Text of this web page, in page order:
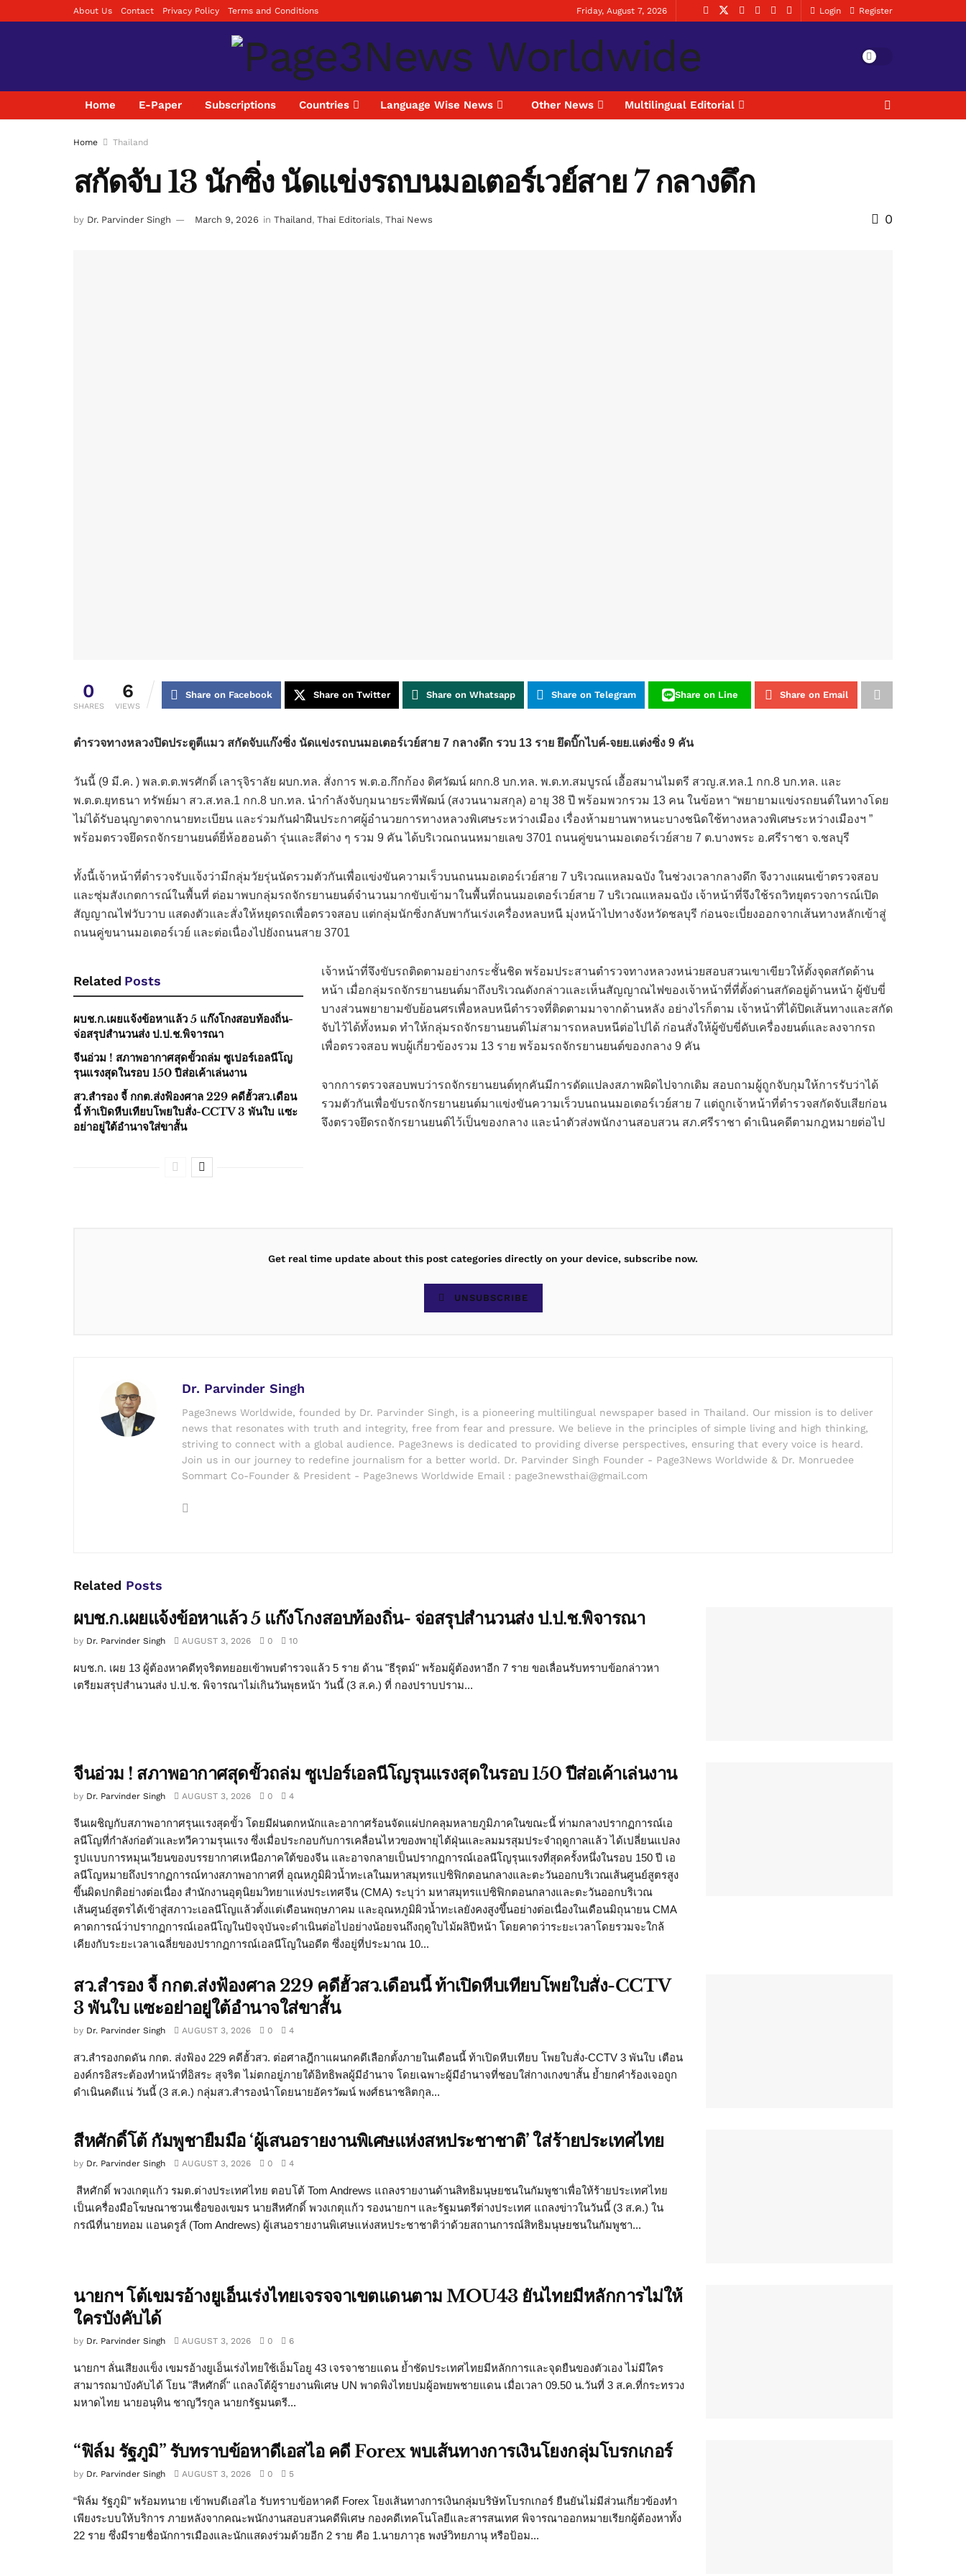
About Us Contact Privacy Policy Terms and Conditions Friday, August 7, 2026 Login Register
Home E-Paper Subscriptions Countries Language Wise News Other News Multilingual Editorial
Home Thailand
สกัดจับ 13 นักซิ่ง นัดแข่งรถบนมอเตอร์เวย์สาย 7 กลางดึก
by Dr. Parvinder Singh March 9, 2026 in Thailand, Thai Editorials, Thai News 0
0
SHARES
6
VIEWS
Share on Facebook Share on Twitter Share on Whatsapp Share on Telegram Share on Line Share on Email
ตำรวจทางหลวงปิดประตูตีแมว สกัดจับแก๊งซิ่ง นัดแข่งรถบนมอเตอร์เวย์สาย 7 กลางดึก รวบ 13 ราย ยึดบิ๊กไบค์-จยย.แต่งซิ่ง 9 คัน
วันนี้ (9 มี.ค. ) พล.ต.ต.พรศักดิ์ เลารุจิราลัย ผบก.ทล. สั่งการ พ.ต.อ.กึกก้อง ดิศวัฒน์ ผกก.8 บก.ทล. พ.ต.ท.สมบูรณ์ เอื้อสมานไมตรี สวญ.ส.ทล.1 กก.8 บก.ทล. และ
พ.ต.ต.ยุทธนา ทรัพย์มา สว.ส.ทล.1 กก.8 บก.ทล. นำกำลังจับกุมนายระพีพัฒน์ (สงวนนามสกุล) อายุ 38 ปี พร้อมพวกรวม 13 คน ในข้อหา “พยายามแข่งรถยนต์ในทางโดย
ไม่ได้รับอนุญาตจากนายทะเบียน และร่วมกันฝ่าฝืนประกาศผู้อำนวยการทางหลวงพิเศษระหว่างเมือง เรื่องห้ามยานพาหนะบางชนิดใช้ทางหลวงพิเศษระหว่างเมืองฯ ”
พร้อมตรวจยึดรถจักรยานยนต์ยี่ห้อฮอนด้า รุ่นและสีต่าง ๆ รวม 9 คัน ได้บริเวณถนนหมายเลข 3701 ถนนคู่ขนานมอเตอร์เวย์สาย 7 ต.บางพระ อ.ศรีราชา จ.ชลบุรี
ทั้งนี้เจ้าหน้าที่ตำรวจรับแจ้งว่ามีกลุ่มวัยรุ่นนัดรวมตัวกันเพื่อแข่งขันความเร็วบนถนนมอเตอร์เวย์สาย 7 บริเวณแหลมฉบัง ในช่วงเวลากลางดึก จึงวางแผนเข้าตรวจสอบ
และซุ่มสังเกตการณ์ในพื้นที่ ต่อมาพบกลุ่มรถจักรยานยนต์จำนวนมากขับเข้ามาในพื้นที่ถนนมอเตอร์เวย์สาย 7 บริเวณแหลมฉบัง เจ้าหน้าที่จึงใช้รถวิทยุตรวจการณ์เปิด
สัญญาณไฟวับวาบ แสดงตัวและสั่งให้หยุดรถเพื่อตรวจสอบ แต่กลุ่มนักซิ่งกลับพากันเร่งเครื่องหลบหนี มุ่งหน้าไปทางจังหวัดชลบุรี ก่อนจะเบี่ยงออกจากเส้นทางหลักเข้าสู่
ถนนคู่ขนานมอเตอร์เวย์ และต่อเนื่องไปยังถนนสาย 3701
Related Posts
ผบช.ก.เผยแจ้งข้อหาแล้ว 5 แก๊งโกงสอบท้องถิ่น-
จ่อสรุปสำนวนส่ง ป.ป.ช.พิจารณา
จีนอ่วม ! สภาพอากาศสุดขั้วถล่ม ซูเปอร์เอลนีโญ
รุนแรงสุดในรอบ 150 ปีส่อเค้าเล่นงาน
สว.สำรอง จี้ กกต.ส่งฟ้องศาล 229 คดีฮั้วสว.เดือน
นี้ ท้าเปิดหีบเทียบโพยใบสั่ง-CCTV 3 พันใบ แซะ
อย่าอยู่ใต้อำนาจใส่ขาสั้น
เจ้าหน้าที่จึงขับรถติดตามอย่างกระชั้นชิด พร้อมประสานตำรวจทางหลวงหน่วยสอบสวนเขาเขียวให้ตั้งจุดสกัดด้าน
หน้า เมื่อกลุ่มรถจักรยานยนต์มาถึงบริเวณดังกล่าวและเห็นสัญญาณไฟของเจ้าหน้าที่ที่ตั้งด่านสกัดอยู่ด้านหน้า ผู้ขับขี่
บางส่วนพยายามขับย้อนศรเพื่อหลบหนีตำรวจที่ติดตามมาจากด้านหลัง อย่างไรก็ตาม เจ้าหน้าที่ได้ปิดเส้นทางและสกัด
จับไว้ได้ทั้งหมด ทำให้กลุ่มรถจักรยานยนต์ไม่สามารถหลบหนีต่อไปได้ ก่อนสั่งให้ผู้ขับขี่ดับเครื่องยนต์และลงจากรถ
เพื่อตรวจสอบ พบผู้เกี่ยวข้องรวม 13 ราย พร้อมรถจักรยานยนต์ของกลาง 9 คัน
จากการตรวจสอบพบว่ารถจักรยานยนต์ทุกคันมีการดัดแปลงสภาพผิดไปจากเดิม สอบถามผู้ถูกจับกุมให้การรับว่าได้
รวมตัวกันเพื่อขับรถจักรยานยนต์มาแข่งขันความเร็วบนถนนมอเตอร์เวย์สาย 7 แต่ถูกเจ้าหน้าที่ตำรวจสกัดจับเสียก่อน
จึงตรวจยึดรถจักรยานยนต์ไว้เป็นของกลาง และนำตัวส่งพนักงานสอบสวน สภ.ศรีราชา ดำเนินคดีตามกฎหมายต่อไป
Get real time update about this post categories directly on your device, subscribe now.
UNSUBSCRIBE
Dr. Parvinder Singh
Page3news Worldwide, founded by Dr. Parvinder Singh, is a pioneering multilingual newspaper based in Thailand. Our mission is to deliver
news that resonates with truth and integrity, free from fear and pressure. We believe in the principles of simple living and high thinking,
striving to connect with a global audience. Page3news is dedicated to providing diverse perspectives, ensuring that every voice is heard.
Join us in our journey to redefine journalism for a better world. Dr. Parvinder Singh Founder - Page3News Worldwide & Dr. Monruedee
Sommart Co-Founder & President - Page3news Worldwide Email : page3newsthai@gmail.com
Related Posts
ผบช.ก.เผยแจ้งข้อหาแล้ว 5 แก๊งโกงสอบท้องถิ่น- จ่อสรุปสำนวนส่ง ป.ป.ช.พิจารณา
by Dr. Parvinder Singh AUGUST 3, 2026 0 10
ผบช.ก. เผย 13 ผู้ต้องหาคดีทุจริตทยอยเข้าพบตำรวจแล้ว 5 ราย ด้าน "ธีรุตม์" พร้อมผู้ต้องหาอีก 7 ราย ขอเลื่อนรับทราบข้อกล่าวหา
เตรียมสรุปสำนวนส่ง ป.ป.ช. พิจารณาไม่เกินวันพุธหน้า วันนี้ (3 ส.ค.) ที่ กองปราบปราม...
จีนอ่วม ! สภาพอากาศสุดขั้วถล่ม ซูเปอร์เอลนีโญรุนแรงสุดในรอบ 150 ปีส่อเค้าเล่นงาน
by Dr. Parvinder Singh AUGUST 3, 2026 0 4
จีนเผชิญกับสภาพอากาศรุนแรงสุดขั้ว โดยมีฝนตกหนักและอากาศร้อนจัดแผ่ปกคลุมหลายภูมิภาคในขณะนี้ ท่ามกลางปรากฏการณ์เอ
ลนีโญที่กำลังก่อตัวและทวีความรุนแรง ซึ่งเมื่อประกอบกับการเคลื่อนไหวของพายุไต้ฝุ่นและลมมรสุมประจำฤดูกาลแล้ว ได้เปลี่ยนแปลง
รูปแบบการหมุนเวียนของบรรยากาศเหนือภาคใต้ของจีน และอาจกลายเป็นปรากฏการณ์เอลนีโญรุนแรงที่สุดครั้งหนึ่งในรอบ 150 ปี เอ
ลนีโญหมายถึงปรากฏการณ์ทางสภาพอากาศที่ อุณหภูมิผิวน้ำทะเลในมหาสมุทรแปซิฟิกตอนกลางและตะวันออกบริเวณเส้นศูนย์สูตรสูง
ขึ้นผิดปกติอย่างต่อเนื่อง สำนักงานอุตุนิยมวิทยาแห่งประเทศจีน (CMA) ระบุว่า มหาสมุทรแปซิฟิกตอนกลางและตะวันออกบริเวณ
เส้นศูนย์สูตรได้เข้าสู่สภาวะเอลนีโญแล้วตั้งแต่เดือนพฤษภาคม และอุณหภูมิผิวน้ำทะเลยังคงสูงขึ้นอย่างต่อเนื่องในเดือนมิถุนายน CMA
คาดการณ์ว่าปรากฏการณ์เอลนีโญในปัจจุบันจะดำเนินต่อไปอย่างน้อยจนถึงฤดูใบไม้ผลิปีหน้า โดยคาดว่าระยะเวลาโดยรวมจะใกล้
เคียงกับระยะเวลาเฉลี่ยของปรากฏการณ์เอลนีโญในอดีต ซึ่งอยู่ที่ประมาณ 10...
สว.สำรอง จี้ กกต.ส่งฟ้องศาล 229 คดีฮั้วสว.เดือนนี้ ท้าเปิดหีบเทียบโพยใบสั่ง-CCTV
3 พันใบ แซะอย่าอยู่ใต้อำนาจใส่ขาสั้น
by Dr. Parvinder Singh AUGUST 3, 2026 0 4
สว.สำรองกดดัน กกต. ส่งฟ้อง 229 คดีฮั้วสว. ต่อศาลฎีกาแผนกคดีเลือกตั้งภายในเดือนนี้ ท้าเปิดหีบเทียบ โพยใบสั่ง-CCTV 3 พันใบ เตือน
องค์กรอิสระต้องทำหน้าที่อิสระ สุจริต ไม่ตกอยู่ภายใต้อิทธิพลผู้มีอำนาจ โดยเฉพาะผู้มีอำนาจที่ชอบใส่กางเกงขาสั้น ย้ำยกคำร้องเจอถูก
ดำเนินคดีแน่ วันนี้ (3 ส.ค.) กลุ่มสว.สำรองนำโดยนายอัครวัฒน์ พงศ์ธนาชลิตกุล...
สีหศักดิ์โต้ กัมพูชายืมมือ ‘ผู้เสนอรายงานพิเศษแห่งสหประชาชาติ’ ใส่ร้ายประเทศไทย
by Dr. Parvinder Singh AUGUST 3, 2026 0 4
สีหศักดิ์ พวงเกตุแก้ว รมต.ต่างประเทศไทย ตอบโต้ Tom Andrews แถลงรายงานด้านสิทธิมนุษยชนในกัมพูชาเพื่อให้ร้ายประเทศไทย
เป็นเครื่องมือโฆษณาชวนเชื่อของเขมร นายสีหศักดิ์ พวงเกตุแก้ว รองนายกฯ และรัฐมนตรีต่างประเทศ แถลงข่าวในวันนี้ (3 ส.ค.) ใน
กรณีที่นายทอม แอนดรูส์ (Tom Andrews) ผู้เสนอรายงานพิเศษแห่งสหประชาชาติว่าด้วยสถานการณ์สิทธิมนุษยชนในกัมพูชา...
นายกฯ โต้เขมรอ้างยูเอ็นเร่งไทยเจรจจาเขตแดนตาม MOU43 ยันไทยมีหลักการไม่ให้
ใครบังคับได้
by Dr. Parvinder Singh AUGUST 3, 2026 0 6
นายกฯ ลั่นเสียงแข็ง เขมรอ้างยูเอ็นเร่งไทยใช้เอ็มโอยู 43 เจรจาชายแดน ย้ำชัดประเทศไทยมีหลักการและจุดยืนของตัวเอง ไม่มีใคร
สามารถมาบังคับได้ โยน "สีหศักดิ์" แถลงโต้ผู้รายงานพิเศษ UN พาดพิงไทยปมผู้อพยพชายแดน เมื่อเวลา 09.50 น.วันที่ 3 ส.ค.ที่กระทรวง
มหาดไทย นายอนุทิน ชาญวีรกูล นายกรัฐมนตรี...
“ฟิล์ม รัฐภูมิ” รับทราบข้อหาดีเอสไอ คดี Forex พบเส้นทางการเงินโยงกลุ่มโบรกเกอร์
by Dr. Parvinder Singh AUGUST 3, 2026 0 5
“ฟิล์ม รัฐภูมิ” พร้อมทนาย เข้าพบดีเอสไอ รับทราบข้อหาคดี Forex โยงเส้นทางการเงินกลุ่มบริษัทโบรกเกอร์ ยืนยันไม่มีส่วนเกี่ยวข้องทำ
เพียงระบบให้บริการ ภายหลังจากคณะพนักงานสอบสวนคดีพิเศษ กองคดีเทคโนโลยีและสารสนเทศ พิจารณาออกหมายเรียกผู้ต้องหาทั้ง
22 ราย ซึ่งมีรายชื่อนักการเมืองและนักแสดงร่วมด้วยอีก 2 ราย คือ 1.นายภาวุธ พงษ์วิทยภานุ หรือป้อม...